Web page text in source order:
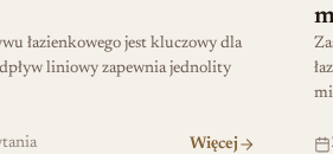
łazienkowego jest kluczowy dla
liniowy zapewnia jednolity
Więcej